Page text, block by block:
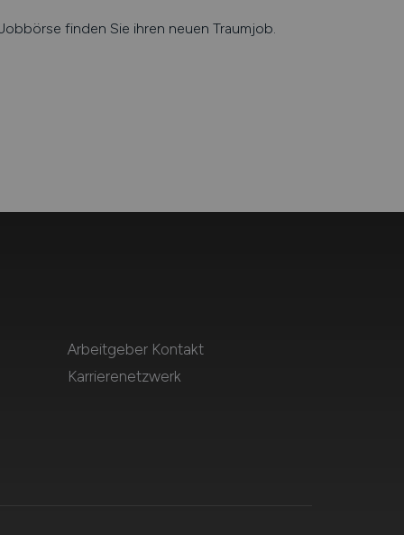
finden Sie ihren neuen Traumjob.
Arbeitgeber Kontakt
Karrierenetzwerk